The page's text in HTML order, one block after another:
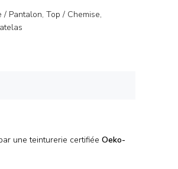
/ Pantalon, Top / Chemise,
une teinturerie certifiée Oeko-